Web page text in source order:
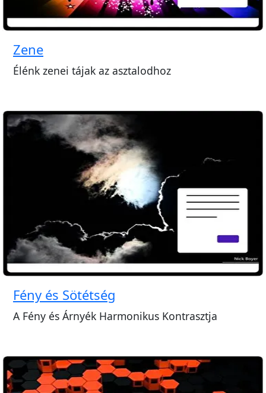
Zene
Élénk zenei tájak az asztalodhoz
Fény és Sötétség
A Fény és Árnyék Harmonikus Kontrasztja